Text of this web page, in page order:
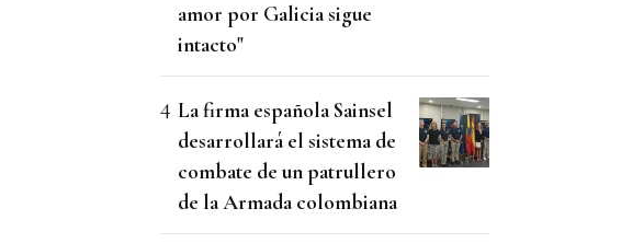
amor por Galicia sigue
intacto"
La firma española Sainsel
desarrollará el sistema de
combate de un patrullero
de la Armada colombiana